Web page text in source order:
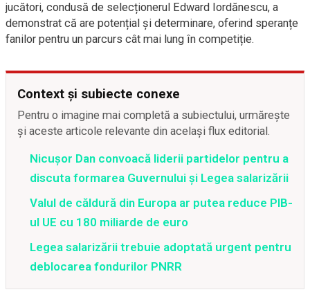
jucători, condusă de selecționerul Edward Iordănescu, a
demonstrat că are potențial și determinare, oferind speranțe
fanilor pentru un parcurs cât mai lung în competiție.
Context și subiecte conexe
Pentru o imagine mai completă a subiectului, urmărește
și aceste articole relevante din același flux editorial.
Nicușor Dan convoacă liderii partidelor pentru a
discuta formarea Guvernului și Legea salarizării
Valul de căldură din Europa ar putea reduce PIB-
ul UE cu 180 miliarde de euro
Legea salarizării trebuie adoptată urgent pentru
deblocarea fondurilor PNRR